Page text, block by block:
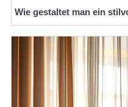
Wie gestaltet man ein